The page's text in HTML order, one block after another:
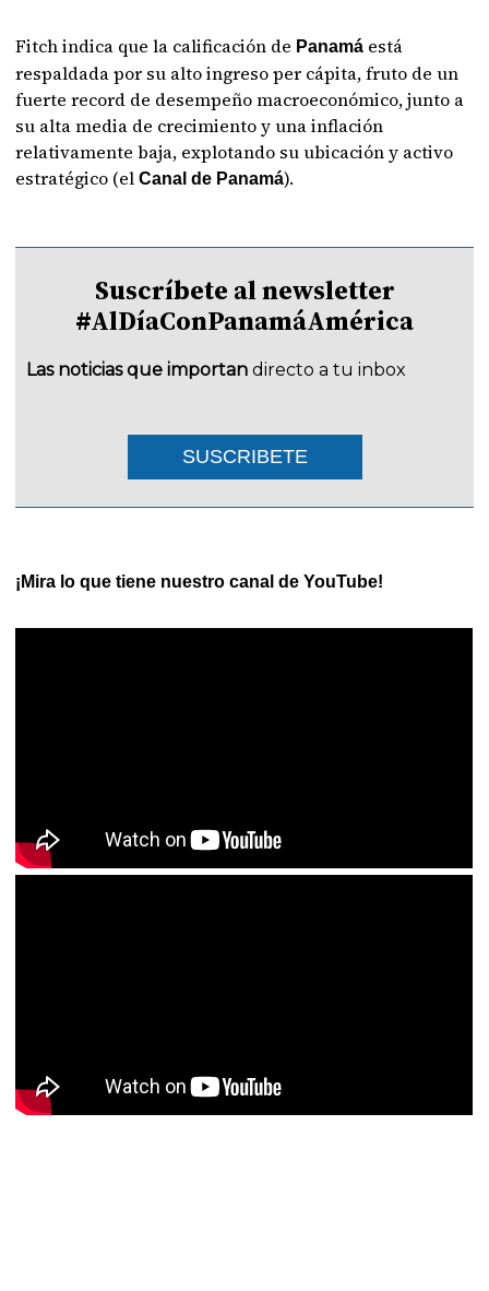
Fitch indica que la calificación de Panamá está
respaldada por su alto ingreso per cápita, fruto de un
fuerte record de desempeño macroeconómico, junto a
su alta media de crecimiento y una inflación
relativamente baja, explotando su ubicación y activo
estratégico (elCanal de Panamá).
Suscríbete al newsletter
#AlDíaConPanamáAmérica
Las noticias que importan directo a tu inbox
SUSCRIBETE
¡Mira lo que tiene nuestro canal de YouTube!